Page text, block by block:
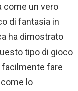
come un vero
di fantasia in
ha dimostrato
tipo di gioco
fare
lo